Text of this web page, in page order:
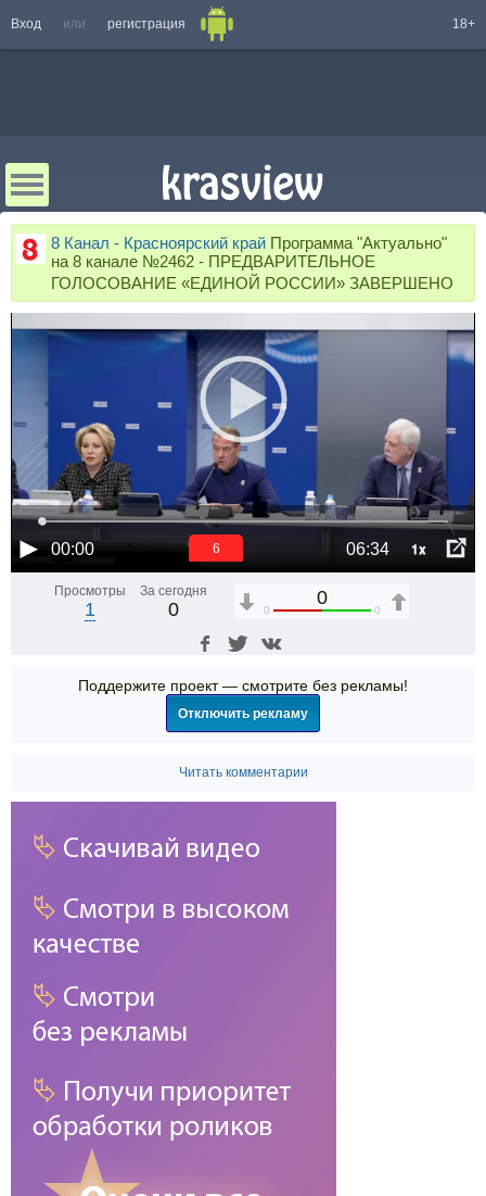
Вход или регистрация 18+
8 Канал - Красноярский край Программа "Актуально"
на 8 канале №2462 - ПРЕДВАРИТЕЛЬНОЕ
ГОЛОСОВАНИЕ «ЕДИНОЙ РОССИИ» ЗАВЕРШЕНО
00:00 06:34 1x
6
Просмотры
1
За сегодня
0
0
0 0
Поддержите проект — смотрите без рекламы!
Отключить рекламу
Читать комментарии